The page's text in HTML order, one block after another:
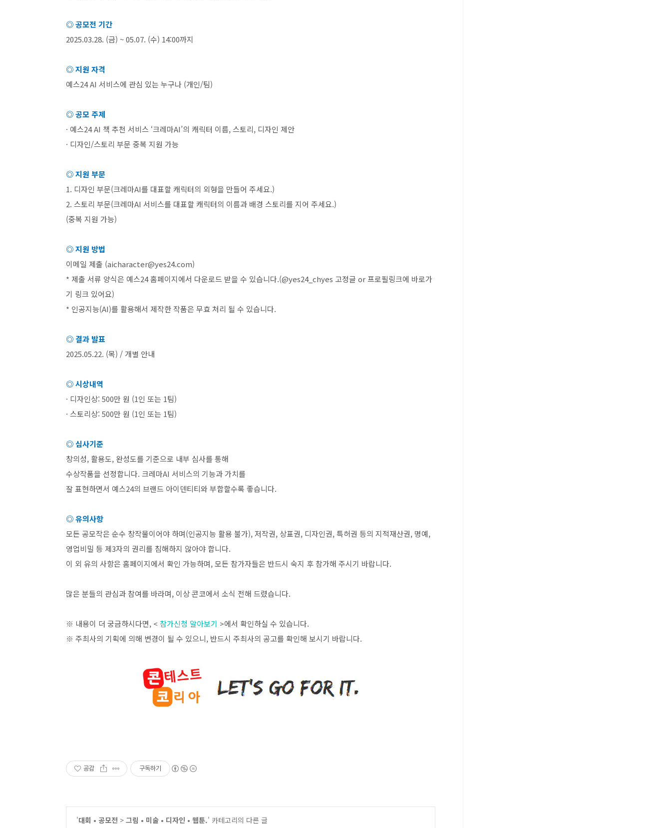
◎ 공모전 기간
2025.03.28. (금) ~ 05.07. (수) 14:00까지
◎ 지원 자격
예스24 AI 서비스에 관심 있는 누구나 (개인/팀)
◎ 공모 주제
· 예스24 AI 책 추천 서비스 ‘크레마AI’의 캐릭터 이름,스토리, 디자인 제안
· 디자인/스토리 부문 중복 지원 가능
◎ 지원 부문
1. 디자인 부문(크레마AI를 대표할 캐릭터의 외형을 만들어 주세요.)
2. 스토리 부문(크레마AI 서비스를 대표할 캐릭터의 이름과 배경 스토리를 지어 주세요.)
(중복 지원 가능)
◎ 지원 방법
이메일 제출 (aicharacter@yes24.com)
* 제출 서류 양식은 예스24홈페이지에서 다운로드 받을 수 있습니다.(@yes24_chyes 고정글 or프로필링크에 바로가
기 링크 있어요)
* 인공지능(AI)를 활용해서 제작한 작품은 무효 처리 될 수 있습니다.
◎ 결과 발표
2025.05.22. (목) / 개별 안내
◎ 시상내역
· 디자인상: 500만 원 (1인 또는 1팀)
· 스토리상: 500만 원 (1인 또는 1팀)
◎ 심사기준
창의성, 활용도, 완성도를 기준으로 내부 심사를 통해
수상작품을 선정합니다. 크레마AI 서비스의 기능과 가치를
잘 표현하면서 예스24의 브랜드 아이덴티티와 부합할수록 좋습니다.
◎ 유의사항
모든 공모작은 순수 창작물이어야 하며(인공지능 활용 불가),저작권, 상표권, 디자인권,특허권 등의 지적재산권, 명예,
영업비밀 등 제3자의 권리를 침해하지 않아야 합니다.
이 외 유의 사항은 홈페이지에서 확인 가능하며,모든 참가자들은 반드시 숙지 후 참가해 주시기 바랍니다.
많은 분들의 관심과 참여를 바라며, 이상 콘코에서 소식 전해 드렸습니다.
※ 내용이 더 궁금하시다면, < 참가신청 알아보기 >에서 확인하실 수 있습니다.
※ 주최사의 기획에 의해 변경이 될 수 있으니, 반드시 주최사의 공고를 확인해 보시기 바랍니다.
공감 구독하기
'대회 • 공모전 > 그림 • 미술 • 디자인 • 웹툰.' 카테고리의 다른 글